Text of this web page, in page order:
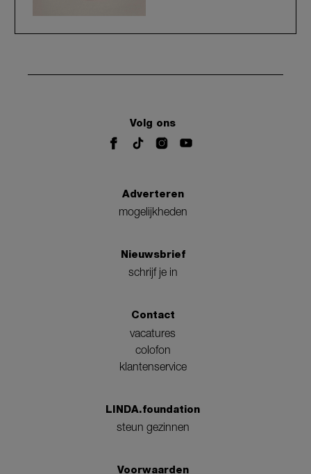
Volg ons
Adverteren
mogelijkheden
Nieuwsbrief
schrijf je in
Contact
vacatures
colofon
klantenservice
LINDA.foundation
steun gezinnen
Voorwaarden